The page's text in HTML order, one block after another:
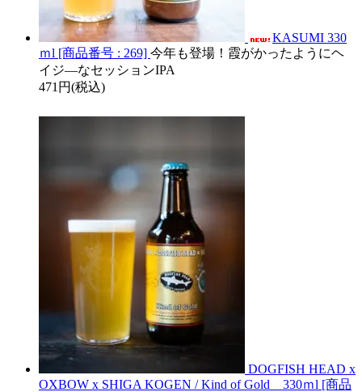
KASUMI 330
ｍl [商品番号 : 269] 今年も登場！霞がかったようにヘ
イジ―なセッションIPA
471円(税込)
DOGFISH HEAD x
OXBOW x SHIGA KOGEN / Kind of Gold 330ｍl [商品